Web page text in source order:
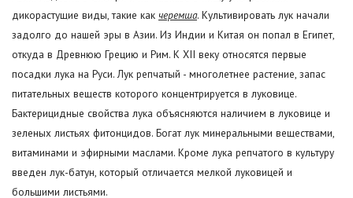
дикорастущие виды, такие как черемша. Культивировать лук начали
задолго до нашей эры в Азии. Из Индии и Китая он попал в Египет,
откуда в Древнюю Грецию и Рим. К XII веку относятся первые
посадки лука на Руси. Лук репчатый - многолетнее растение, запас
питательных веществ которого концентрируется в луковице.
Бактерицидные свойства лука объясняются наличием в луковице и
зеленых листьях фитонцидов. Богат лук минеральными веществами,
витаминами и эфирными маслами. Кроме лука репчатого в культуру
введен лук-батун, который отличается мелкой луковицей и
большими листьями.